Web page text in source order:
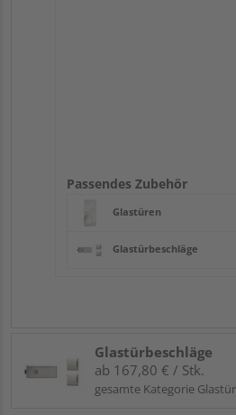
Passendes Zubehör
Glastüren
Glastürbeschläge
Glastürbeschläge
ab 167,80 € / Stk.
gesamte Kategorie